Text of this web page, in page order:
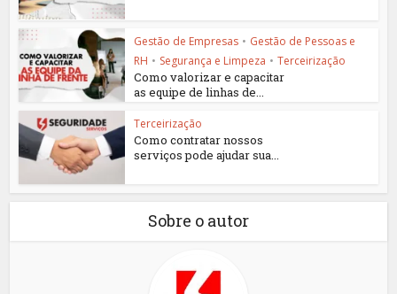
Gestão de Empresas • Gestão de Pessoas e
RH • Segurança e Limpeza • Terceirização
Como valorizar e capacitar
as equipe de linhas de...
Terceirização
Como contratar nossos
serviços pode ajudar sua...
Sobre o autor